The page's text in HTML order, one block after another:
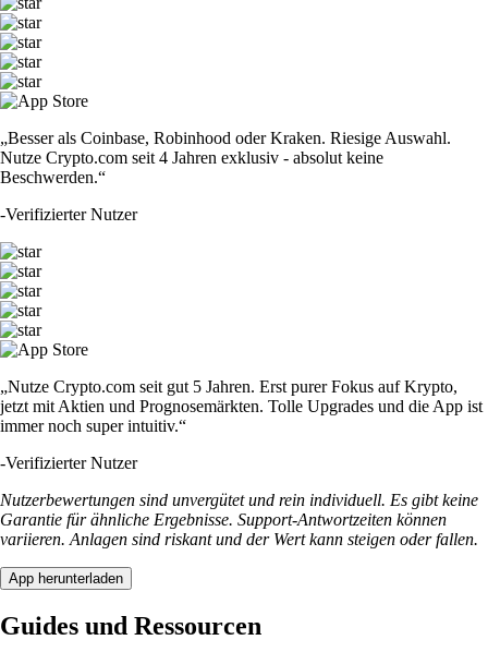
„Besser als Coinbase, Robinhood oder Kraken. Riesige Auswahl.
Nutze Crypto.com seit 4 Jahren exklusiv - absolut keine
Beschwerden.“
-Verifizierter Nutzer
„Nutze Crypto.com seit gut 5 Jahren. Erst purer Fokus auf Krypto,
jetzt mit Aktien und Prognosemärkten. Tolle Upgrades und die App ist
immer noch super intuitiv.“
-Verifizierter Nutzer
Nutzerbewertungen sind unvergütet und rein individuell. Es gibt keine
Garantie für ähnliche Ergebnisse. Support-Antwortzeiten können
variieren. Anlagen sind riskant und der Wert kann steigen oder fallen.
App herunterladen
Guides und Ressourcen